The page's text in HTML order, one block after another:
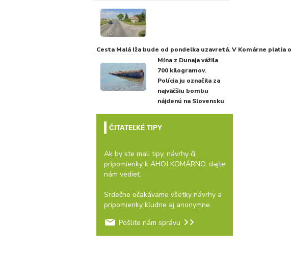
Cesta Malá Iža bude od pondelka uzavretá. V Komárne platia
Mína z Dunaja vážila
700 kilogramov.
Polícia ju označila za
najväčšiu bombu
nájdenú na Slovensku
ČITATEĽKÉ TIPY
Ak by ste mali tipy, návrhy či
pripomienky k AHOJ KOMÁRNO, dajte
nám vedieť.
Srdečne očakávame všetky návrhy a
pripomienky kľudne aj anonymne.
Pošlite nám správu